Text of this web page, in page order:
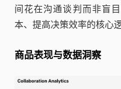
间花在沟通谈判而非盲
本、提高决策效率的核心逻
商品表现与数据洞察